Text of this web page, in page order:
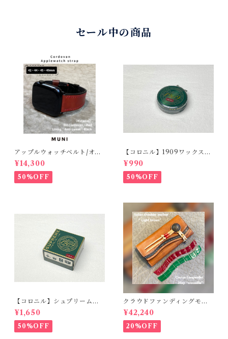
セール中の商品
アップルウォッチベルト/オイ
ルコードバン・レッド・フラ
ット（For 42/44/45/49m
m）時計バンド
¥14,300
50%OFF
【コロニル】1909ワックスポ
リッシュ バーガンディ（革
靴用）
¥990
50%OFF
【コロニル】シュプリームク
リームDX バーガンディ
¥1,650
50%OFF
クラウドファンディングモデ
ル！Cactus・カクタス ロン
グウォレット（CWBL-03）
インレイ・クロコダイル × イ
タリアンショルダーレザー
¥42,240
20%OFF